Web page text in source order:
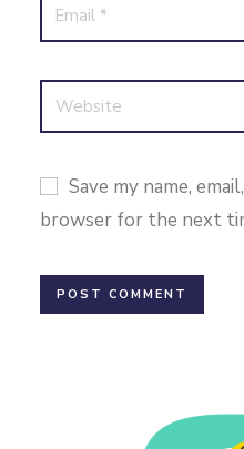
Save my name,
browser for the next